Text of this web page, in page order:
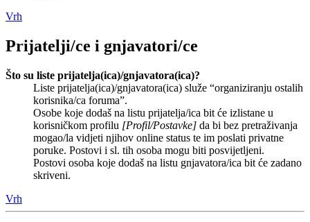
Vrh
Prijatelji/ce i gnjavatori/ce
Što su liste prijatelja(ica)/gnjavatora(ica)?
Liste prijatelja(ica)/gnjavatora(ica) služe “organiziranju ostalih
korisnika/ca foruma”.
Osobe koje dodaš na listu prijatelja/ica bit će izlistane u
korisničkom profilu [Profil/Postavke] da bi bez pretraživanja
mogao/la vidjeti njihov online status te im poslati privatne
poruke. Postovi i sl. tih osoba mogu biti posvijetljeni.
Postovi osoba koje dodaš na listu gnjavatora/ica bit će zadano
skriveni.
Vrh